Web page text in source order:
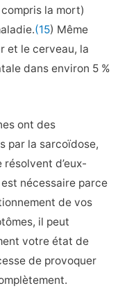
la mort)
(15) Même
et le cerveau, la
dans environ 5 %
ont des
par la sarcoïdose,
d’eux-
nécessaire parce
de vos
il peut
votre état de
de provoquer